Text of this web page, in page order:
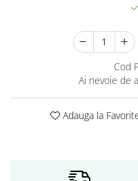
Servetele umede
Creion si tus ochi
Aplicatoare si pensule machiaj
Cod
Ai nevoie de
Adauga la